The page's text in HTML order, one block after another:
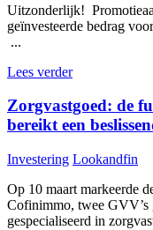
Uitzonderlijk!
geïnvesteerde bedrag
...
Lees verder
Zorgvastgoed: de
bereikt een
Investering Lookandfin
Op 10 maart markeerde
Cofinimmo, twee GVV’s
gespecialiseerd in